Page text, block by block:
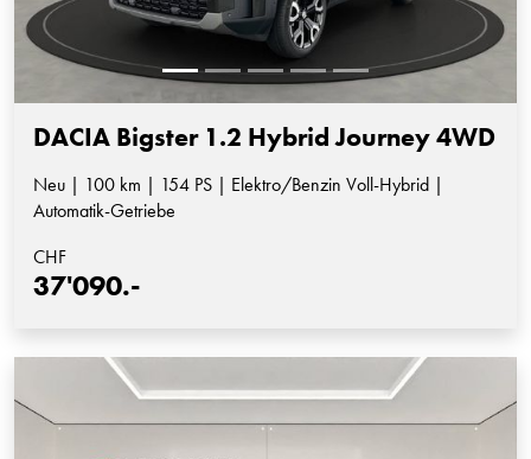
DACIA Bigster 1.2 Hybrid Journey 4WD
Neu | 100 km | 154 PS | Elektro/Benzin Voll-Hybrid |
Automatik-Getriebe
CHF
37'090.-